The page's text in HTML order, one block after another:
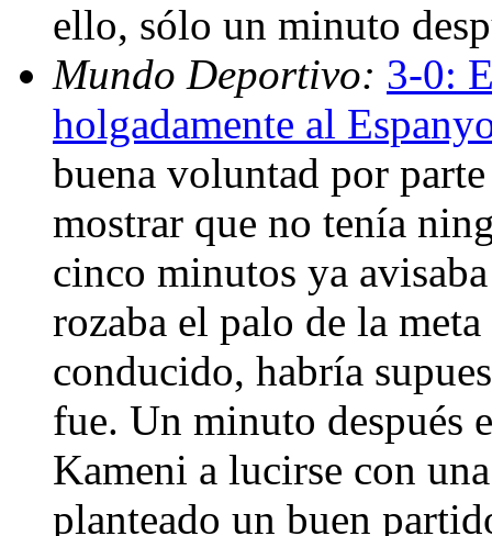
ello, sólo un minuto
Mundo Deportivo: 3-0:
holgadamente al
buena voluntad por
mostrar que no tenía
cinco minutos ya
rozaba el palo de la
conducido, habría
fue. Un minuto después
Kameni a lucirse con
planteado un buen